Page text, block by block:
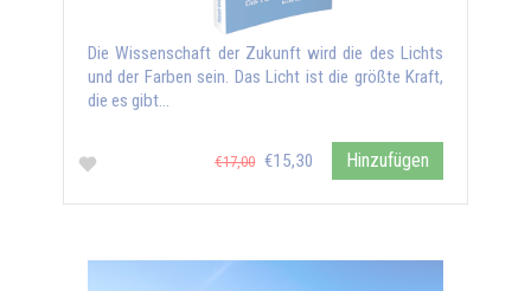
Die Wissenschaft der Zukunft wird die des Lichts
und der Farben sein. Das Licht ist die größte Kraft,
die es gibt...
€17,00 €15,30 Hinzufügen